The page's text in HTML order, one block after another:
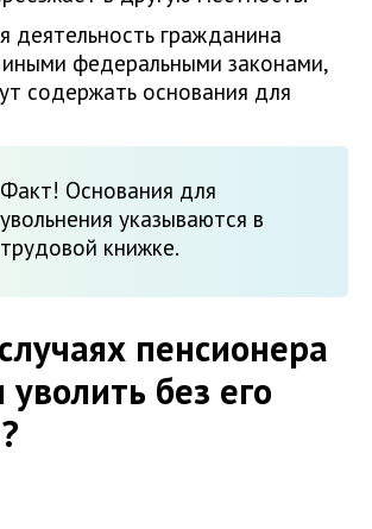
деятельность гражданина
иными федеральными законами,
содержать основания для
Факт! Основания для
увольнения указываются в
трудовой книжке.
пенсионера
уволить без его